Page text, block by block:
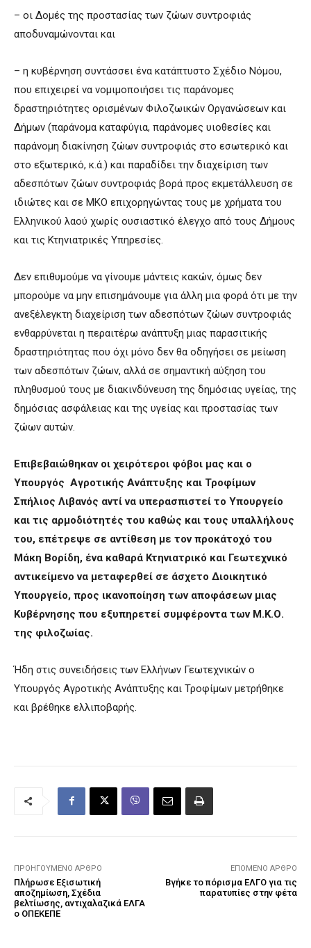
– οι Δομές της προστασίας των ζώων συντροφιάς
αποδυναμώνονται και
– η κυβέρνηση συντάσσει ένα κατάπτυστο Σχέδιο Νόμου,
που επιχειρεί να νομιμοποιήσει τις παράνομες
δραστηριότητες ορισμένων Φιλοζωικών Οργανώσεων και
Δήμων (παράνομα καταφύγια, παράνομες υιοθεσίες και
παράνομη διακίνηση ζώων συντροφιάς στο εσωτερικό και
στο εξωτερικό, κ.ά.) και παραδίδει την διαχείριση των
αδεσπότων ζώων συντροφιάς βορά προς εκμετάλλευση σε
ιδιώτες και σε ΜΚΟ επιχορηγώντας τους με χρήματα του
Ελληνικού λαού χωρίς ουσιαστικό έλεγχο από τους Δήμους
και τις Κτηνιατρικές Υπηρεσίες.
Δεν επιθυμούμε να γίνουμε μάντεις κακών, όμως δεν
μπορούμε να μην επισημάνουμε για άλλη μια φορά ότι με την
ανεξέλεγκτη διαχείριση των αδεσπότων ζώων συντροφιάς
ενθαρρύνεται η περαιτέρω ανάπτυξη μιας παρασιτικής
δραστηριότητας που όχι μόνο δεν θα οδηγήσει σε μείωση
των αδεσπότων ζώων, αλλά σε σημαντική αύξηση του
πληθυσμού τους με διακινδύνευση της δημόσιας υγείας, της
δημόσιας ασφάλειας και της υγείας και προστασίας των
ζώων αυτών.
Επιβεβαιώθηκαν οι χειρότεροι φόβοι μας και ο
Υπουργός Αγροτικής Ανάπτυξης και Τροφίμων
Σπήλιος Λιβανός αντί να υπερασπιστεί το Υπουργείο
και τις αρμοδιότητές του καθώς και τους υπαλλήλους
του, επέτρεψε σε αντίθεση με τον προκάτοχό του
Μάκη Βορίδη, ένα καθαρά Κτηνιατρικό και Γεωτεχνικό
αντικείμενο να μεταφερθεί σε άσχετο Διοικητικό
Υπουργείο, προς ικανοποίηση των αποφάσεων μιας
Κυβέρνησης που εξυπηρετεί συμφέροντα των Μ.Κ.Ο.
της φιλοζωίας.
Ήδη στις συνειδήσεις των Ελλήνων Γεωτεχνικών ο
Υπουργός Αγροτικής Ανάπτυξης και Τροφίμων μετρήθηκε
και βρέθηκε ελλιποβαρής.
ΠΡΟΗΓΟΎΜΕΝΟ ΆΡΘΡΟ
Πλήρωσε Εξισωτική
αποζημίωση, Σχέδια
βελτίωσης, αντιχαλαζικά ΕΛΓΑ
ο ΟΠΕΚΕΠΕ
ΕΠΌΜΕΝΟ ΆΡΘΡΟ
Βγήκε το πόρισμα ΕΛΓΟ για τις
παρατυπίες στην φέτα